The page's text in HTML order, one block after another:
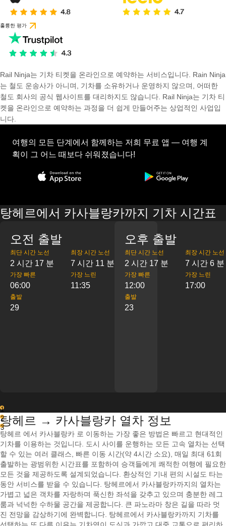
훌륭한 평가
Rail Ninja는 기차 티켓을 온라인으로 예약하는 서비스입니다. Rain Ninja
는 철도 운송사가 아니며, 기차를 소유하거나 운영하지 않으며, 어떠한
철도 회사의 공식 웹사이트를 대리하지도 않습니다. Rail Ninja는 기차 티
켓을 온라인으로 예약하는 과정을 더 쉽게 만들어주는 상업적인 사업입
니다.
여행의 모든 단계에서 함께하는 저희 무료 앱 — 여행 계
획이 그 어느 때보다 쉬워졌습니다!
탕헤르에서 카사블랑카까지 기차 시간표
오전 출발
최단 시간 노선
2 시간 17 분
최장 시간 노선
7 시간 11 분
가장 빠른
06:00
가장 느린
11:35
출발
29
오후 출발
최단 시간 노선
2 시간 17 분
최장 시간 노선
7 시간 6 분
가장 빠른
12:00
가장 느린
17:00
출발
23
1
2
3
탕헤르 → 카사블랑카 열차 정보
탕헤르 에서 카사블랑카 로 이동하는 가장 좋은 방법은 빠르고 현대적인
기차를 이용하는 것입니다. 도시 사이를 운행하는 모든 고속 열차는 선택
할 수 있는 여러 클래스, 빠른 이동 시간(약 4시간 소요), 매일 최대 61회
출발하는 광범위한 시간표를 포함하여 승객들에게 쾌적한 여행에 필요한
모든 것을 제공하도록 설계되었습니다. 환상적인 기내 편의 시설도 타는
동안 서비스를 받을 수 있습니다. 탕헤르에서 카사블랑카까지의 열차는
가볍고 넓은 객차를 자랑하며 푹신한 좌석을 갖추고 있으며 충분한 레그
룸과 넉넉한 수하물 공간을 제공합니다. 큰 파노라마 창은 길을 따라 멋
진 전망을 감상하기에 완벽합니다. 탕헤르에서 카사블랑카까지 기차를